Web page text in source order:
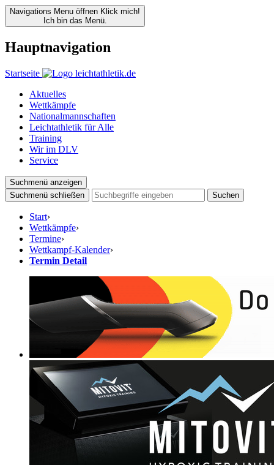
Navigations Menu öffnen Klick mich!
Ich bin das Menü.
Hauptnavigation
Startseite
Aktuelles
Wettkämpfe
Nationalmannschaften
Leichtathletik für Alle
Training
Wir im DLV
Service
Suchmenü anzeigen
Suchmenü schließen
Suchen
Start›
Wettkämpfe›
Termine›
Wettkampf-Kalender›
Termin Detail